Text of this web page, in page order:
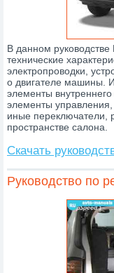
В данном
технические
электропроводки,
о двигателе машины.
элементы
элементы управления,
иные переключатели,
пространстве салона.
Скачать
Руководство по